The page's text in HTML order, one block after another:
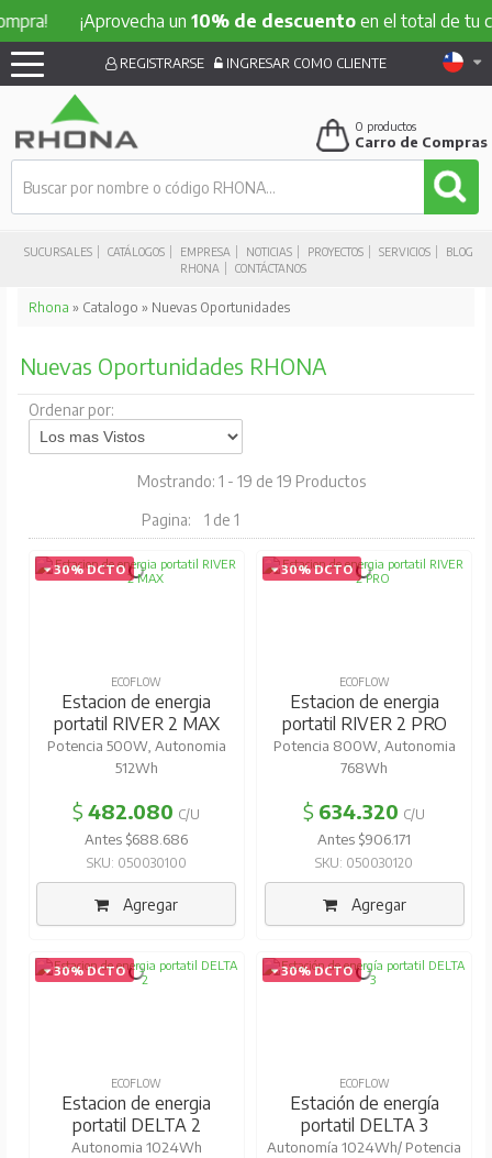
¡Aprovecha un10% de descuentoen el total de tu
SUCURSALES CATÁLOGOS EMPRESA NOTICIAS PROYECTOS SERVICIOS
BLOG
RHONA
CONTÁCTANOS
REGISTRARSE INGRESAR COMO CLIENTE
0 productos
Carro de Compras
Rhona » Catalogo » Nuevas Oportunidades
Nuevas Oportunidades RHONA
Ordenar por:
Mostrando: 1 - 19 de 19 Productos
Pagina: 1 de 1
30% DCTO
ECOFLOW
Estacion de energia
portatil RIVER 2 MAX
Potencia 500W, Autonomia
512Wh
$482.080 C/U
Antes $688.686
SKU: 050030100
Agregar
30% DCTO
ECOFLOW
Estacion de energia
portatil RIVER 2 PRO
Potencia 800W, Autonomia
768Wh
$ 634.320 C/U
Antes $906.171
SKU: 050030120
Agregar
30% DCTO
ECOFLOW
Estacion de energia
portatil DELTA 2
Autonomia 1024Wh
30% DCTO
ECOFLOW
Estación de energía
portatil DELTA 3
Autonomía 1024Wh/ Potencia